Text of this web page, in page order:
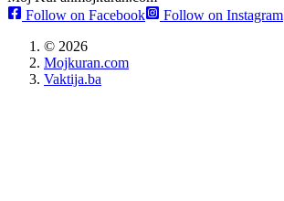
Follow on Facebook
Follow on Instagram
© 2026
Mojkuran.com
Vaktija.ba